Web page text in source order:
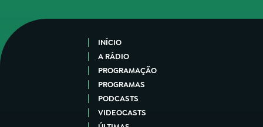
INÍCIO
A RÁDIO
PROGRAMAÇÃO
PROGRAMAS
PODCASTS
VIDEOCASTS